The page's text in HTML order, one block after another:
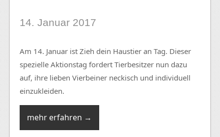
14. Januar 2017
Am 14. Januar ist Zieh dein Haustier an Tag. Dieser
spezielle Aktionstag fordert Tierbesitzer nun dazu
auf, ihre lieben Vierbeiner neckisch und individuell
einzukleiden.
mehr erfahren →